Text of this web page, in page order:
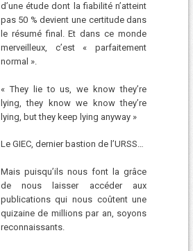
d’une étude dont la fiabilité n’atteint
pas 50 % devient une certitude dans
le résumé final. Et dans ce monde
merveilleux, c’est « parfaitement
normal ».
« They lie to us, we know they’re
lying, they know we know they’re
lying, but they keep lying anyway »
Le GIEC, dernier bastion de l’URSS…
Mais puisqu’ils nous font la grâce
de nous laisser accéder aux
publications qui nous coûtent une
quizaine de millions par an, soyons
reconnaissants.